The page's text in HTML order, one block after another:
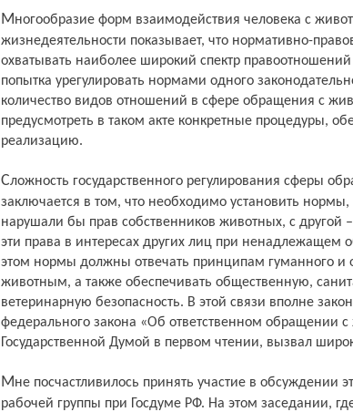
Многообразие форм взаимодействия человека с животными в различных областях
жизнедеятельности показывает, что нормативно-
охватывать наиболее широкий спектр
попытка урегулировать нормами одного
количество видов отношений в сфере обращения с
предусмотреть в таком акте конкретные процедуры,
реализацию.
Сложность государственного регулирования сферы обращения с животными
заключается в том, что необходимо установить
нарушали бы прав собственников животных, с другой
эти права в интересах других лиц при
этом нормы должны отвечать принципам гуманного и
животным, а также обеспечивать общественную,
ветеринарную безопасность. В этой связи вполне
федерального закона «Об ответственном обращении
Государственной Думой в первом чтении, вызвал
Мне посчастливилось принять участие в обсуждении этого законопроекта в составе
рабочей группы при Госдуме РФ. На этом заседании,